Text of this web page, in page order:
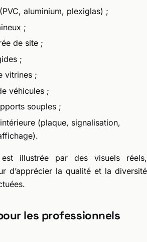
aluminium, plexiglas) ;
;
de site ;
;
vitrines ;
véhicules ;
souples ;
(plaque, signalisation,
est illustrée par des visuels réels,
d’apprécier la qualité et la diversité
les professionnels